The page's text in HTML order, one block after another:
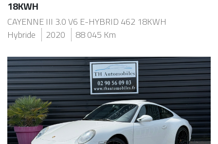
18KWH
CAYENNE III 3.0 V6 E-HYBRID 462 18KWH
Hybride
2020 88 045 Km